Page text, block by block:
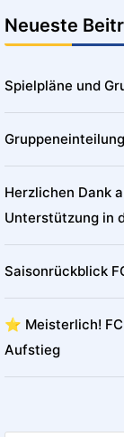
Neueste
Spielpläne und
Herzlichen Dank
Unterstützung in
Saisonrückblick
⭐️ Meisterlich!
Aufstieg